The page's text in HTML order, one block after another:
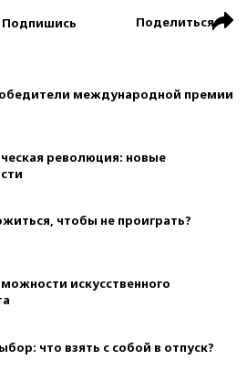
Подпишись Поделиться
международной премии
революция: новые
чтобы не проиграть?
искусственного
что взять с собой в отпуск?